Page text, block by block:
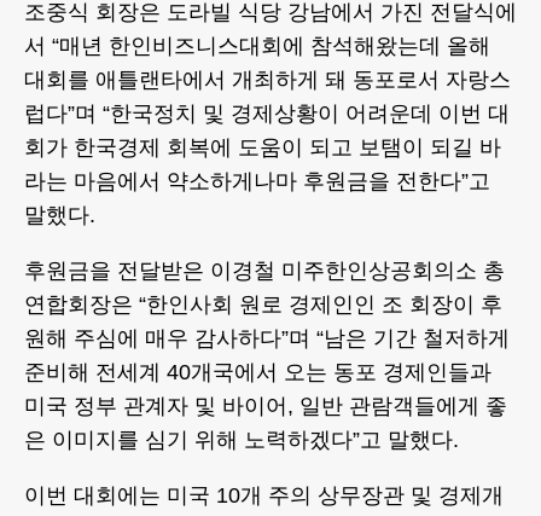
조중식 회장은 도라빌 식당 강남에서 가진 전달식에
서 “매년 한인비즈니스대회에 참석해왔는데 올해
대회를 애틀랜타에서 개최하게 돼 동포로서 자랑스
럽다”며 “한국정치 및 경제상황이 어려운데 이번 대
회가 한국경제 회복에 도움이 되고 보탬이 되길 바
라는 마음에서 약소하게나마 후원금을 전한다”고
말했다.
후원금을 전달받은 이경철 미주한인상공회의소 총
연합회장은 “한인사회 원로 경제인인 조 회장이 후
원해 주심에 매우 감사하다”며 “남은 기간 철저하게
준비해 전세계 40개국에서 오는 동포 경제인들과
미국 정부 관계자 및 바이어, 일반 관람객들에게 좋
은 이미지를 심기 위해 노력하겠다”고 말했다.
이번 대회에는 미국 10개 주의 상무장관 및 경제개